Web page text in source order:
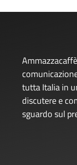
tutta Italia in
discutere e
sguardo sul